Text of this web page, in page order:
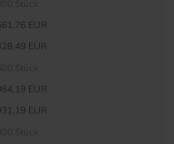
EUR
EUR
EUR
EUR